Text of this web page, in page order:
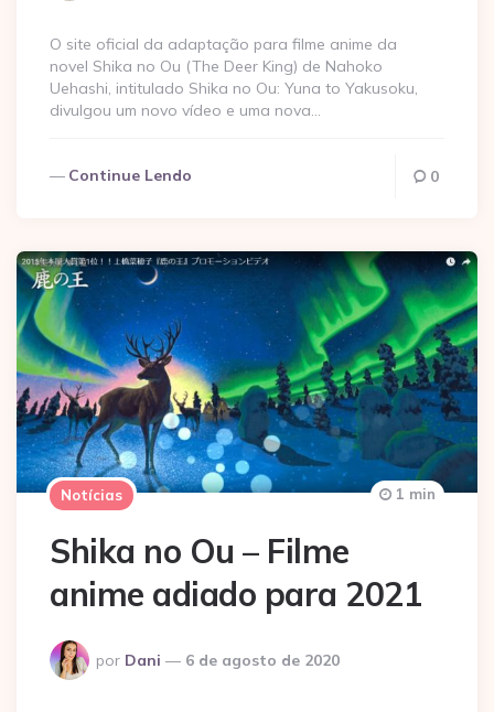
O site oficial da adaptação para filme anime da
novel Shika no Ou (The Deer King) de Nahoko
Uehashi, intitulado Shika no Ou: Yuna to Yakusoku,
divulgou um novo vídeo e uma nova…
Continue Lendo 0
Notícias
Shika no Ou – Filme
anime adiado para 2021
Postado
por
por Dani 6 de agosto de 2020
1 min